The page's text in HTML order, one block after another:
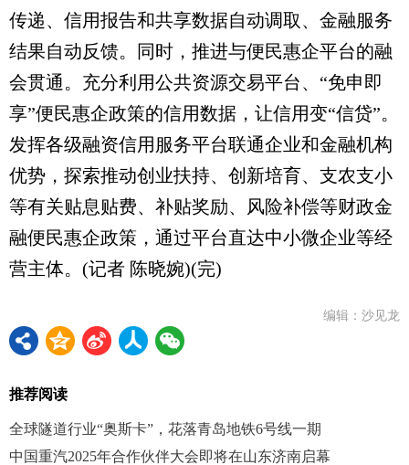
传递、信用报告和共享数据自动调取、金融服务
结果自动反馈。同时，推进与便民惠企平台的融
会贯通。充分利用公共资源交易平台、“免申即
享”便民惠企政策的信用数据，让信用变“信贷”。
发挥各级融资信用服务平台联通企业和金融机构
优势，探索推动创业扶持、创新培育、支农支小
等有关贴息贴费、补贴奖励、风险补偿等财政金
融便民惠企政策，通过平台直达中小微企业等经
营主体。(记者 陈晓婉)(完)
编辑：沙见龙
推荐阅读
全球隧道行业“奥斯卡”，花落青岛地铁6号线一期
中国重汽2025年合作伙伴大会即将在山东济南启幕